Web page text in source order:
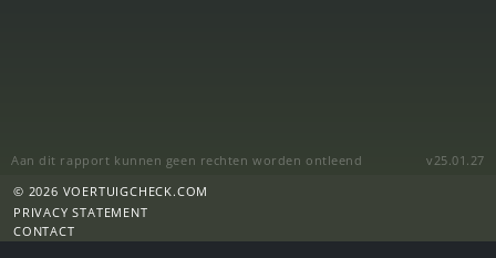
Aan dit rapport kunnen geen rechten worden ontleend
v25.01.27
© 2026 VOERTUIGCHECK.COM
PRIVACY STATEMENT
CONTACT